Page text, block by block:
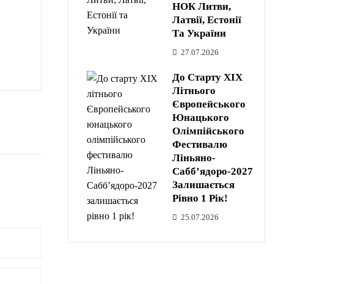
НОК Литви,
Латвії, Естонії
Та України
27.07.2026
До Старту XIX
Літнього
Європейського
Юнацького
Олімпійського
Фестивалю
Ліньяно-
Сабб’ядоро-2027
Залишається
Рівно 1 Рік!
25.07.2026